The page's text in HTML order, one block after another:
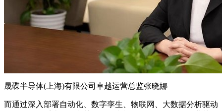
晟碟半导体(上海)有限公司卓越运营总监张晓娜
而通过深入部署自动化、数字孪生、物联网、大数据分析驱动